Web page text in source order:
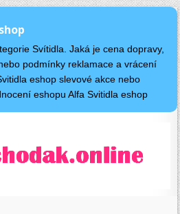
Svítidla. Jaká je cena dopravy,
podmínky reklamace a vrácení
eshop slevové akce nebo
eshopu Alfa Svitidla eshop